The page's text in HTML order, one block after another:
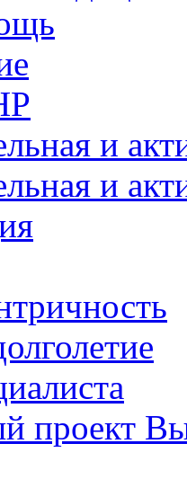
и
и
проект